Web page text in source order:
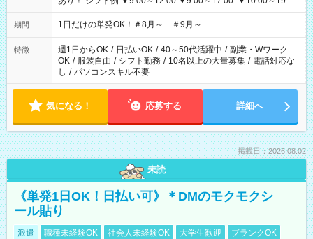
▼18:00～21:00
期間 1日だけの単発OK！＃8月～ ＃9月～
特徴 週1日からOK / 日払いOK / 40～50代活躍中 / 副業・Wワーク
OK / 服装自由 / シフト勤務 / 10名以上の大量募集 / 電話対応な
し / パソコンスキル不要
気になる！ 応募する 詳細へ
掲載日：2026.08.02
未読
《単発1日OK！日払い可》＊DMのモクモクシ
ール貼り
派遣 職種未経験OK 社会人未経験OK 大学生歓迎
ブランクOK